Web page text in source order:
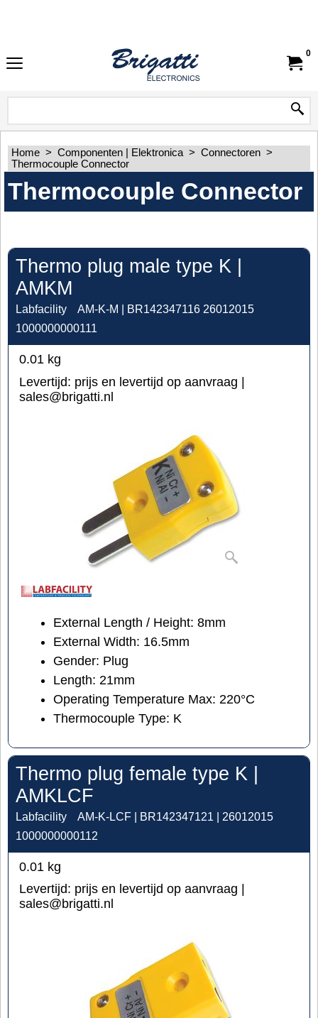
0
Home > Componenten | Elektronica > Connectoren >
Thermocouple Connector
Thermocouple Connector
Thermo plug male type K |
AMKM
Labfacility
AM-K-M | BR142347116 26012015
1000000000111
0.01 kg
Levertijd: prijs en levertijd op aanvraag |
sales@brigatti.nl
External Length / Height: 8mm
External Width: 16.5mm
Gender: Plug
Length: 21mm
Operating Temperature Max: 220°C
Thermocouple Type: K
Thermo plug female type K |
AMKLCF
Labfacility
AM-K-LCF | BR142347121 | 26012015
1000000000112
0.01 kg
Levertijd: prijs en levertijd op aanvraag |
sales@brigatti.nl